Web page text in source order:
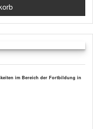
im Bereich der Fortbildung in